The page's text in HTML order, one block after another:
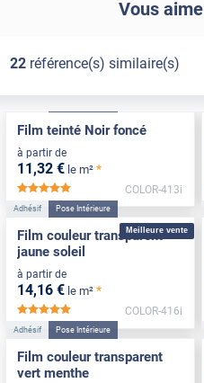
Vous
22référence(s) similaire(s)
Film teinté Noir foncé
à partir de
11 ,32 € le m² *
COLOR-413i
Meilleure vente
Adhésif Pose Intérieure
Film couleur transparent
jaune soleil
à partir de
14,16 € le m² *
*****
COLOR-416i
Adhésif Pose Intérieure
Film couleur transparent
vert menthe